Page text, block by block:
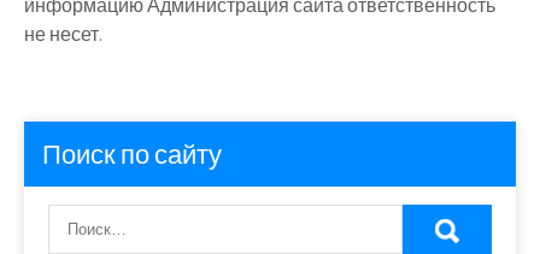
информацию Администрация сайта ответственность
не несет.
Поиск по сайту